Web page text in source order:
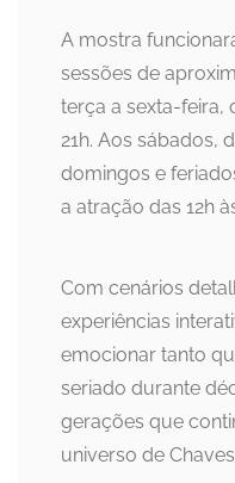
A mostra
sessões de
terça a sexta-feira,
21h. Aos sábados,
domingos e
a atração das 12h
Com cenários
experiências
emocionar tanto
seriado durante
gerações que
universo de